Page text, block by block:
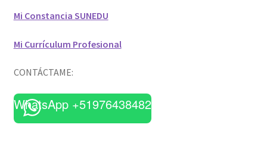
Mi Constancia SUNEDU
Mi Currículum Profesional
CONTÁCTAME:
WhatsApp +51976438482